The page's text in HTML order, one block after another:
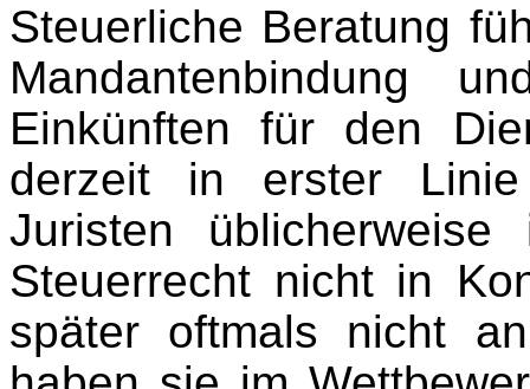
Steuerliche Beratung
Mandantenbindung
Einkünften für den
derzeit in erster
Juristen
Steuerrecht nicht in
später oftmals nicht